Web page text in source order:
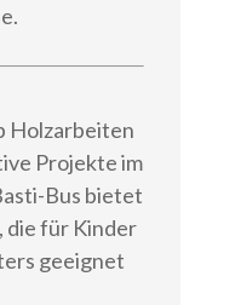
Holzarbeiten
Projekte im
Bus bietet
die für Kinder
geeignet